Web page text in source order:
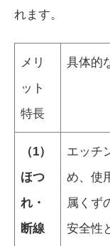
れます。
メリ
ット
特長
具体的
（1）
ほつ
れ・
断線
エッチ
め、使
属くず
安全性